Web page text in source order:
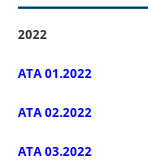
2022
ATA 01.2022
ATA 02.2022
ATA 03.2022